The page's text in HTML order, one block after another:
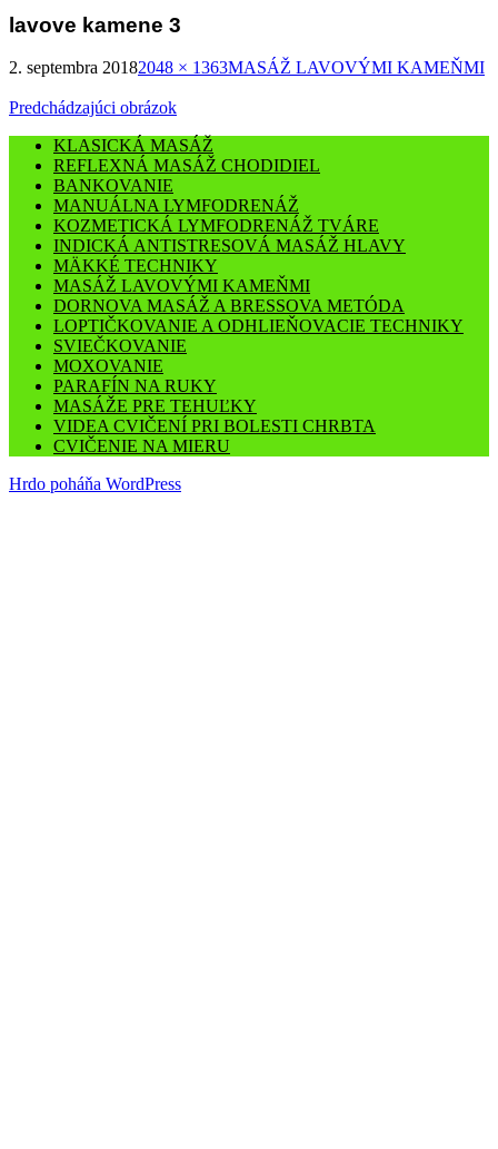
lavove kamene 3
2. septembra 20182048 × 1363MASÁŽ LAVOVÝMI KAMEŇMI
Predchádzajúci obrázok
KLASICKÁ MASÁŽ
REFLEXNÁ MASÁŽ CHODIDIEL
BANKOVANIE
MANUÁLNA LYMFODRENÁŽ
KOZMETICKÁ LYMFODRENÁŽ TVÁRE
INDICKÁ ANTISTRESOVÁ MASÁŽ HLAVY
MÄKKÉ TECHNIKY
MASÁŽ LAVOVÝMI KAMEŇMI
DORNOVA MASÁŽ A BRESSOVA METÓDA
LOPTIČKOVANIE A ODHLIEŇOVACIE TECHNIKY
SVIEČKOVANIE
MOXOVANIE
PARAFÍN NA RUKY
MASÁŽE PRE TEHUĽKY
VIDEA CVIČENÍ PRI BOLESTI CHRBTA
CVIČENIE NA MIERU
Hrdo poháňa WordPress